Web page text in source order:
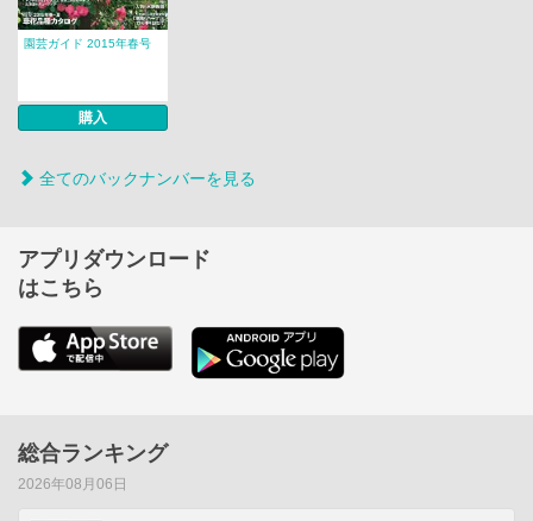
園芸ガイド 2015年春号
購入
全てのバックナンバーを見る
アプリダウンロード
はこちら
総合ランキング
2026年08月06日